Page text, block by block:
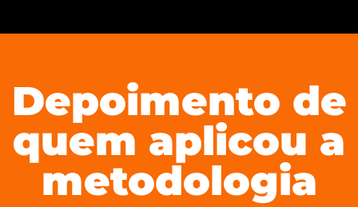
Depoimento de
quem aplicou a
metodologia